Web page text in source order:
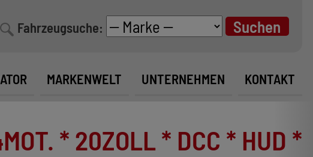
Fahrzeugsuche:
MARKENWELT UNTERNEHMEN KONTAKT
* 20ZOLL * DCC * HUD *